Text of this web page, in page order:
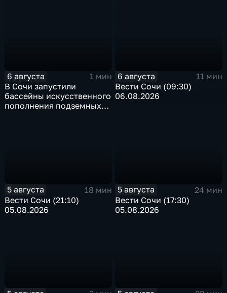
6 августа
1 мин
В Сочи запустили
бассейны искусственного
пополнения подземных
6 августа
11 мин
Вести Сочи (09:30)
06.08.2026
5 августа
18 мин
Вести Сочи (21:10)
05.08.2026
5 августа
24 мин
Вести Сочи (17:30)
05.08.2026